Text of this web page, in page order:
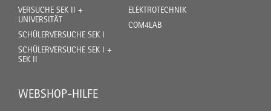
VERSUCHE SEK II +
UNIVERSITÄT
SCHÜLERVERSUCHE SEK I
SCHÜLERVERSUCHE SEK I +
SEK II
ELEKTROTECHNIK
COM4LAB
WEBSHOP-HILFE